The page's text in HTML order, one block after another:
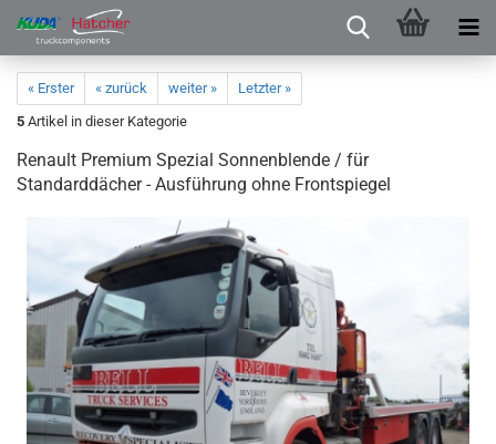
« Erster « zurück weiter »
Letzter »
5 Artikel in dieser Kategorie
Renault Premium Spezial Sonnenblende / für
Standarddächer - Ausführung ohne Frontspiegel